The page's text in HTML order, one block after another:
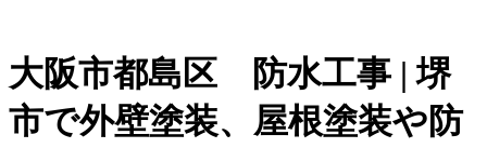
大阪市都島区 防水工事 | 堺
市で外壁塗装、屋根塗装や防